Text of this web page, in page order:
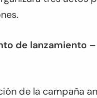
de lanzamiento
de la campaña